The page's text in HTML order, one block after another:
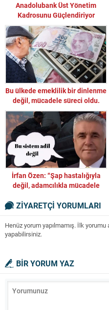
Anadolubank Üst Yönetim
Kadrosunu Güçlendiriyor
Anadolubank Deneyimli
İsimlerle Büyüyor
Bu ülkede emeklilik bir dinlenme
değil, mücadele süreci oldu.
İrfan Özen: “Şap hastalığıyla
değil, adamcılıkla mücadele
ZİYARETÇİ YORUMLARI
Henüz yorum yapılmamış. İlk yorumu
yapabilirsiniz.
BİR YORUM YAZ